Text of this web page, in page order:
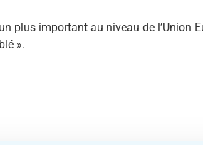
important au niveau de l’Union
».